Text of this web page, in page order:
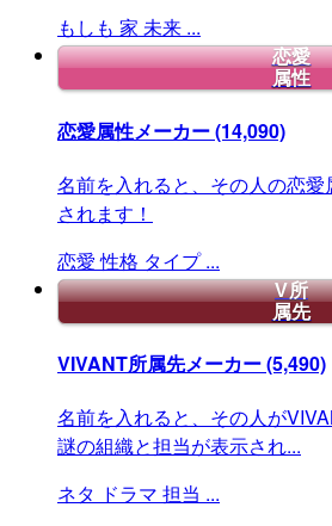
もしも 家 未来 ...
恋愛
属性
恋愛属性メーカー(14,090)
名前を入れると、その人の恋
されます！
恋愛 性格 タイプ ...
V所
属先
VIVANT所属先メーカー(5,490)
名前を入れると、その人が
謎の組織と担当が表示され...
ネタ ドラマ 担当 ...